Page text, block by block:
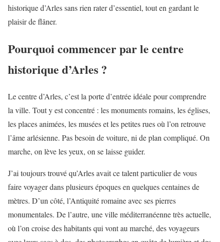
historique d’Arles sans rien rater d’essentiel, tout en gardant le
plaisir de flâner.
Pourquoi commencer par le centre
historique d’Arles ?
Le centre d’Arles, c’est la porte d’entrée idéale pour comprendre
la ville. Tout y est concentré : les monuments romains, les églises,
les places animées, les musées et les petites rues où l’on retrouve
l’âme arlésienne. Pas besoin de voiture, ni de plan compliqué. On
marche, on lève les yeux, on se laisse guider.
J’ai toujours trouvé qu’Arles avait ce talent particulier de vous
faire voyager dans plusieurs époques en quelques centaines de
mètres. D’un côté, l’Antiquité romaine avec ses pierres
monumentales. De l’autre, une ville méditerranéenne très actuelle,
où l’on croise des habitants qui vont au marché, des voyageurs